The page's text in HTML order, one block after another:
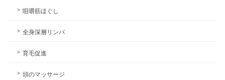
咀嚼筋ほぐし
全身深層リンパ
育毛促進
頭のマッサージ